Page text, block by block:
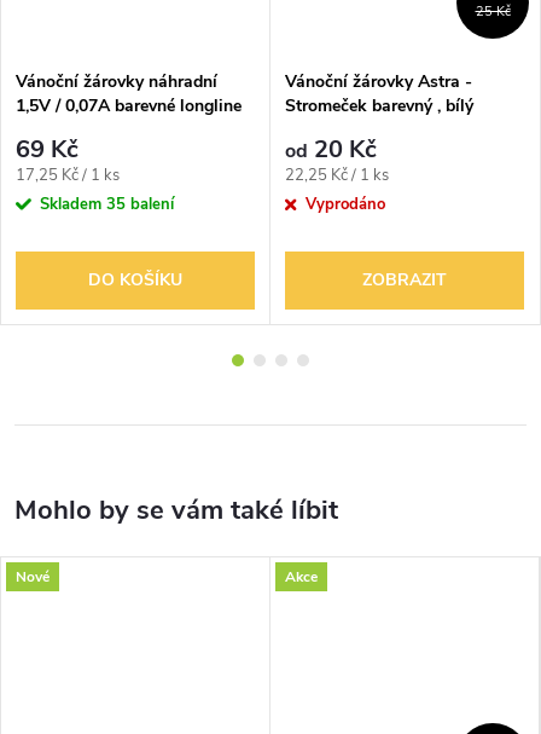
Vánoční žárovky náhradní
1,5V / 0,07A barevné longline
69 Kč
Měrná
cena:
17,25 Kč / 1 ks
Skladem 35 balení
DO KOŠÍKU
25 Kč
Vánoční žárovky Astra -
Stromeček barevný , bílý
od 20 Kč
Měrná
cena:
22,25 Kč / 1 ks
Vyprodáno
ZOBRAZIT
Nové Akce